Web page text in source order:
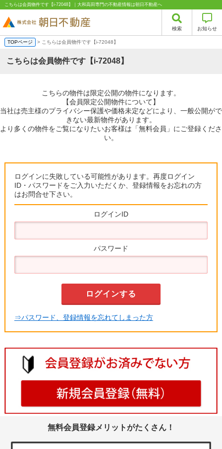
こちらは会員物件です【i-72048】｜大和高田専門の不動産情報は朝日不動産へ
検索 お知らせ
TOPページ > こちらは会員物件です【i-72048】
こちらは会員物件です【i-72048】
こちらの物件は限定公開の物件になります。
【会員限定公開物件について】
当社は売主様のプライバシー保護や価格未定などにより、一般公開がで
きない最新物件があります。
より多くの物件をご覧になりたいお客様は「無料会員」にご登録くださ
い。
ログインに失敗している可能性があります。再度ログイン
ID・パスワードをご入力いただくか、登録情報をお忘れの方
はお問合せ下さい。
ログインID
パスワード
⇒パスワード、登録情報を忘れてしまった方
無料会員登録メリットがたくさん！